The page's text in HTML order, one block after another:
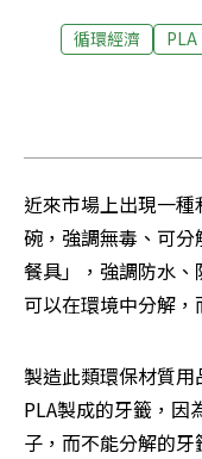
循環經濟 PLA
近來市場上出現一
碗，強調無毒、可
餐具」，強調防水
可以在環境中分解，
製造此類環保材質
PLA製成的牙籤，因
子，而不能分解的